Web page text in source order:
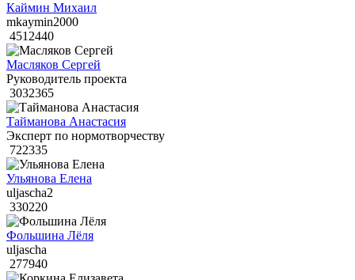
Каймин Михаил
mkaymin2000
4512440
Масляков Сергей
Руководитель проекта
3032365
Тайманова Анастасия
Эксперт по нормотворчеству
722335
Ульянова Елена
uljascha2
330220
Фольшина Лёля
uljascha
277940